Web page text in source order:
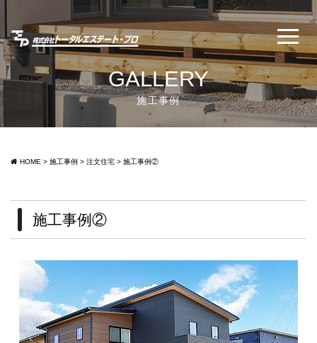
GALLERY
施工事例
HOME > 施工事例 > 注文住宅 > 施工事例②
施工事例②